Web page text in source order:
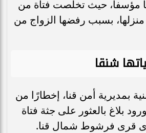
مؤسفا، حيث تخلصت فتاة من
منزلها، بسبب رفضها الزواج من
شنقا
بمديرية أمن قنا، إخطارًا من
بلاغ بالعثور على جثة فتاة
قرى فرشوط شمال قنا.